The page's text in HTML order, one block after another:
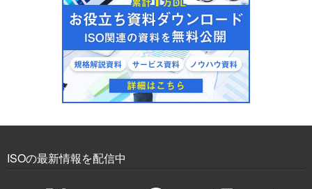
ISOの最新情報を配信中